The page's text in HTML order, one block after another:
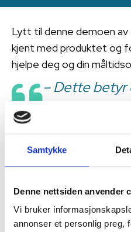
Samtykke
Denne nettsiden anvender
Vi bruker
annonser et personlig preg,
Lytt til denne demoen av
kjent med produktet og
hjelpe deg og din
– Dette betyr
informasjon
Matilda. Alt
til
bare et klikk
Schröder,
FoodTech.